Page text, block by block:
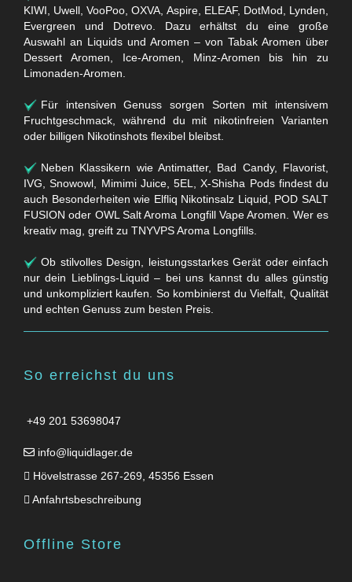
KIWI, Uwell, VooPoo, OXVA, Aspire, ELEAF, DotMod, Lynden,
Evergreen und Dotrevo. Dazu erhältst du eine große
Auswahl an Liquids und Aromen – von Tabak Aromen über
Dessert Aromen, Ice-Aromen, Minz-Aromen bis hin zu
Limonaden-Aromen.
Für intensiven Genuss sorgen Sorten mit intensivem
Fruchtgeschmack, während du mit nikotinfreien Varianten
oder billigen Nikotinshots flexibel bleibst.
Neben Klassikern wie Antimatter, Bad Candy, Flavorist,
IVG, Snowowl, Mimimi Juice, 5EL, X-Shisha Pods findest du
auch Besonderheiten wie Elfliq Nikotinsalz Liquid, POD SALT
FUSION oder OWL Salt Aroma Longfill Vape Aromen. Wer es
kreativ mag, greift zu TNYVPS Aroma Longfills.
Ob stilvolles Design, leistungsstarkes Gerät oder einfach
nur dein Lieblings-Liquid – bei uns kannst du alles günstig
und unkompliziert kaufen. So kombinierst du Vielfalt, Qualität
und echten Genuss zum besten Preis.
So erreichst du uns
+49 201 53698047
info@liquidlager.de
Hövelstrasse 267-269, 45356 Essen
Anfahrtsbeschreibung
Offline Store